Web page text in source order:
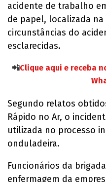
acidente de trabalho
de papel, localizada na
circunstâncias do
esclarecidas.
📲Clique aqui e receba
Segundo relatos
Rápido no Ar, o
utilizada no processo
onduladeira.
Funcionários da
enfermagem da